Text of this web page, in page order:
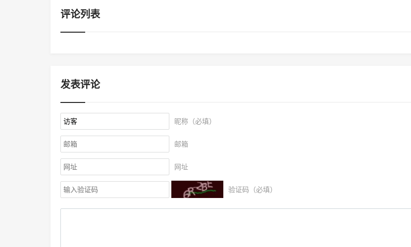
评论列表
发表评论
昵称（必填）
邮箱
网址
验证码（必填）